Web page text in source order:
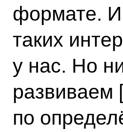
формате.
таких
у нас. Но
развиваем
по